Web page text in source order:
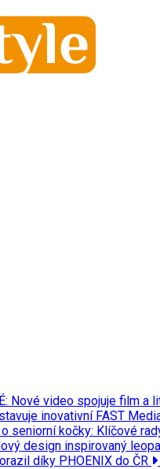
Nové video spojuje film a
inovativní FAST
seniorní kočky: Klíčové
design inspirovaný
díky PHOENIX do ČR